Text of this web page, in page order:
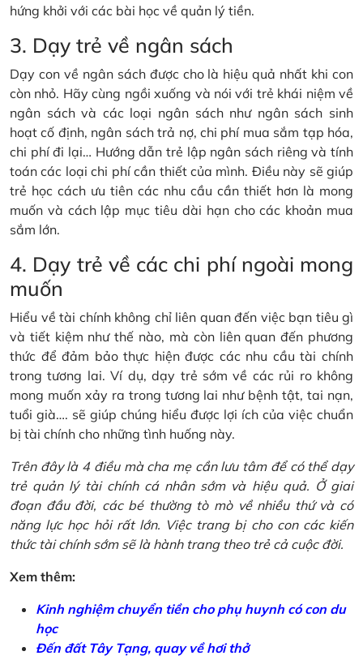
hứng khởi với các bài học về quản lý tiền.
3. Dạy trẻ về ngân sách
Dạy con về ngân sách được cho là hiệu quả nhất khi con
còn nhỏ. Hãy cùng ngồi xuống và nói với trẻ khái niệm về
ngân sách và các loại ngân sách như ngân sách sinh
hoạt cố định, ngân sách trả nợ, chi phí mua sắm tạp hóa,
chi phí đi lại… Hướng dẫn trẻ lập ngân sách riêng và tính
toán các loại chi phí cần thiết của mình. Điều này sẽ giúp
trẻ học cách ưu tiên các nhu cầu cần thiết hơn là mong
muốn và cách lập mục tiêu dài hạn cho các khoản mua
sắm lớn.
4. Dạy trẻ về các chi phí ngoài mong
muốn
Hiểu về tài chính không chỉ liên quan đến việc bạn tiêu gì
và tiết kiệm như thế nào, mà còn liên quan đến phương
thức để đảm bảo thực hiện được các nhu cầu tài chính
trong tương lai. Ví dụ, dạy trẻ sớm về các rủi ro không
mong muốn xảy ra trong tương lai như bệnh tật, tai nạn,
tuổi già…. sẽ giúp chúng hiểu được lợi ích của việc chuẩn
bị tài chính cho những tình huống này.
Trên đây là 4 điều mà cha mẹ cần lưu tâm để có thể dạy
trẻ quản lý tài chính cá nhân sớm và hiệu quả. Ở giai
đoạn đầu đời, các bé thường tò mò về nhiều thứ và có
năng lực học hỏi rất lớn. Việc trang bị cho con các kiến
thức tài chính sớm sẽ là hành trang theo trẻ cả cuộc đời.
Xem thêm:
Kinh nghiệm chuyển tiền cho phụ huynh có con du
học
Đến đất Tây Tạng, quay về hơi thở